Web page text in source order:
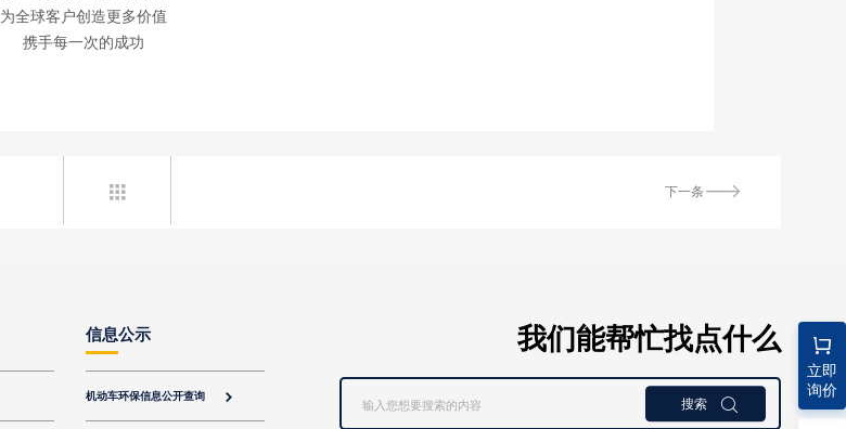
为全球客户创造更多价值
携手每一次的成功
下一条

立即
询价
信息公示
机动车环保信息公开查询 
我们能帮忙找点什么
搜索 